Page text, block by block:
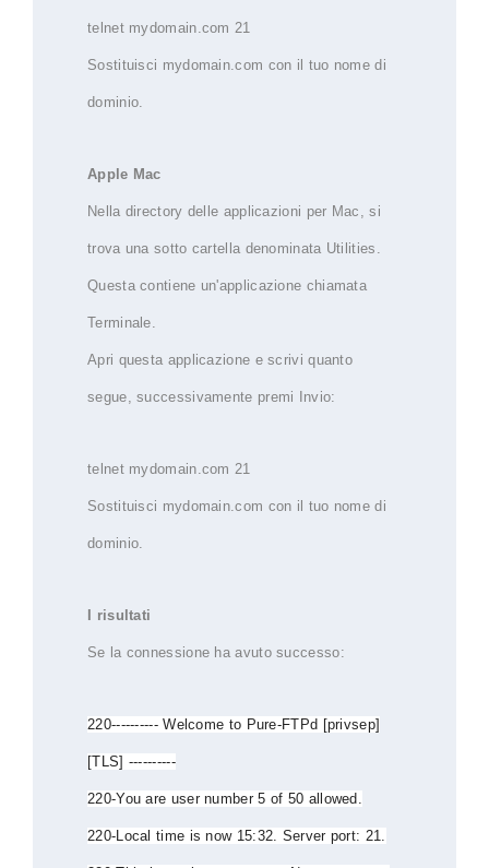
telnet mydomain.com 21
Sostituisci mydomain.com con il tuo nome di
dominio.
Apple Mac
Nella directory delle applicazioni per Mac, si
trova una sotto cartella denominata Utilities.
Questa contiene un'applicazione chiamata
Terminale.
Apri questa applicazione e scrivi quanto
segue, successivamente premi Invio:
telnet mydomain.com 21
Sostituisci mydomain.com con il tuo nome di
dominio.
I risultati
Se la connessione ha avuto successo:
220---------- Welcome to Pure-FTPd [privsep]
[TLS] ----------
220-You are user number 5 of 50 allowed.
220-Local time is now 15:32. Server port: 21.